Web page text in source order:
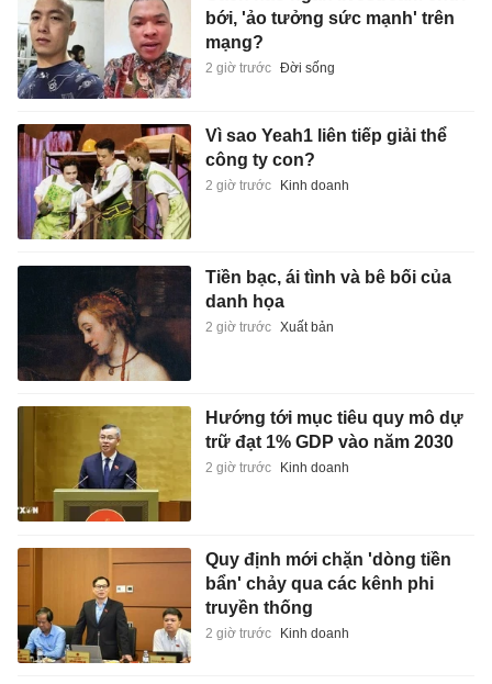
bới, 'ảo tưởng sức mạnh' trên
mạng?
2 giờ trước Đời sống
Vì sao Yeah1 liên tiếp giải thể
công ty con?
2 giờ trước Kinh doanh
Tiền bạc, ái tình và bê bối của
danh họa
2 giờ trước Xuất bản
Hướng tới mục tiêu quy mô dự
trữ đạt 1% GDP vào năm 2030
2 giờ trước Kinh doanh
Quy định mới chặn 'dòng tiền
bẩn' chảy qua các kênh phi
truyền thống
2 giờ trước Kinh doanh